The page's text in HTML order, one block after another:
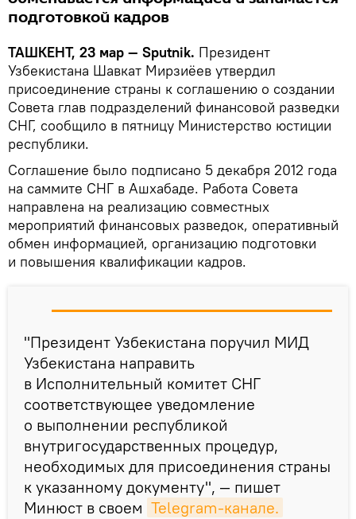
подготовкой кадров
ТАШКЕНТ, 23 мар — Sputnik. Президент
Узбекистана Шавкат Мирзиёев утвердил
присоединение страны к соглашению о создании
Совета глав подразделений финансовой разведки
СНГ, сообщило в пятницу Министерство юстиции
республики.
Соглашение было подписано 5 декабря 2012 года
на саммите СНГ в Ашхабаде. Работа Совета
направлена на реализацию совместных
мероприятий финансовых разведок, оперативный
обмен информацией, организацию подготовки
и повышения квалификации кадров.
"Президент Узбекистана поручил МИД
Узбекистана направить
в Исполнительный комитет СНГ
соответствующее уведомление
о выполнении республикой
внутригосударственных процедур,
необходимых для присоединения страны
к указанному документу", — пишет
Минюст в своем Telegram-канале.